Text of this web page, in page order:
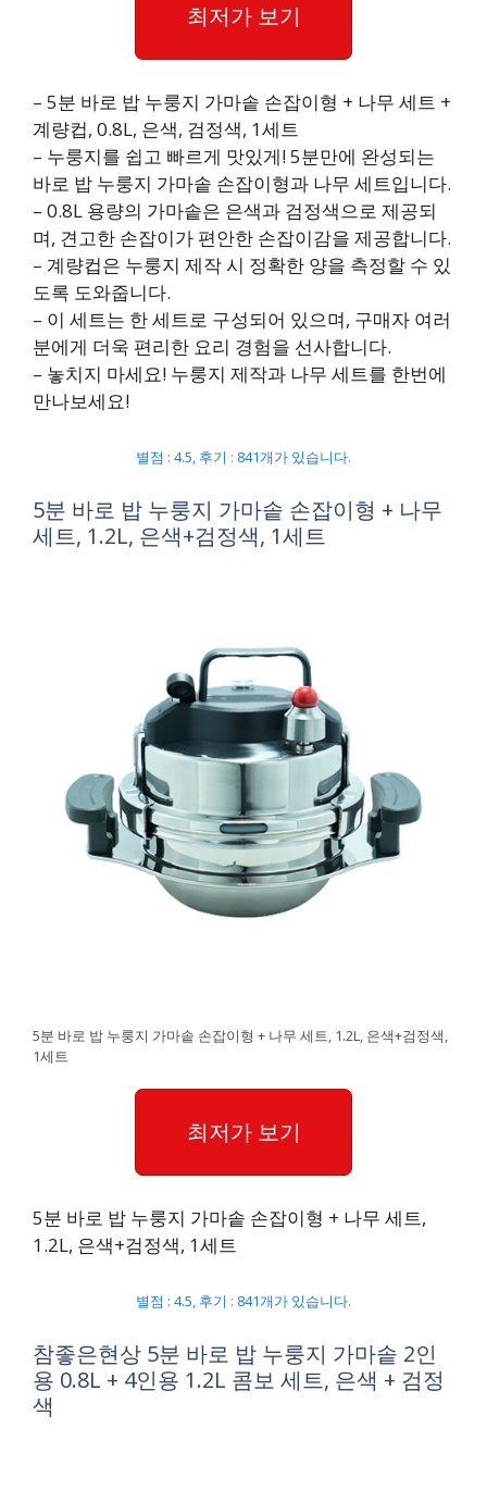
최저가 보기
– 5분 바로 밥 누룽지 가마솥 손잡이형 + 나무 세트 +
계량컵, 0.8L, 은색, 검정색, 1세트
– 누룽지를 쉽고 빠르게 맛있게! 5분만에 완성되는
바로 밥 누룽지 가마솥 손잡이형과 나무 세트입니다.
– 0.8L 용량의 가마솥은 은색과 검정색으로 제공되
며, 견고한 손잡이가 편안한 손잡이감을 제공합니다.
– 계량컵은 누룽지 제작 시 정확한 양을 측정할 수 있
도록 도와줍니다.
– 이 세트는 한 세트로 구성되어 있으며, 구매자 여러
분에게 더욱 편리한 요리 경험을 선사합니다.
– 놓치지 마세요! 누룽지 제작과 나무 세트를 한번에
만나보세요!
별점 : 4.5, 후기 : 841개가 있습니다.
5분 바로 밥 누룽지 가마솥 손잡이형 + 나무
세트, 1.2L, 은색+검정색, 1세트
5분 바로 밥 누룽지 가마솥 손잡이형 + 나무 세트, 1.2L, 은색+검정색,
1세트
최저가 보기
5분 바로 밥 누룽지 가마솥 손잡이형 + 나무 세트,
1.2L, 은색+검정색, 1세트
별점 : 4.5, 후기 : 841개가 있습니다.
참좋은현상 5분 바로 밥 누룽지 가마솥 2인
용 0.8L + 4인용 1.2L 콤보 세트, 은색 + 검정
색